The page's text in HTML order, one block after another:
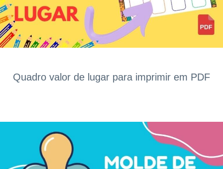
Quadro valor de lugar para imprimir em PDF